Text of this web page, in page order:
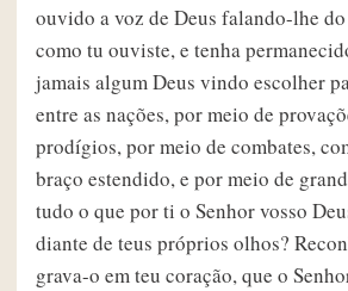
ouvido a voz de Deus falando-lhe
como tu ouviste, e tenha
jamais algum Deus vindo escolher
entre as nações, por meio de
prodígios, por meio de combates,
braço estendido, e por meio de
tudo o que por ti o Senhor vosso
diante de teus próprios olhos?
grava-o em teu coração, que o